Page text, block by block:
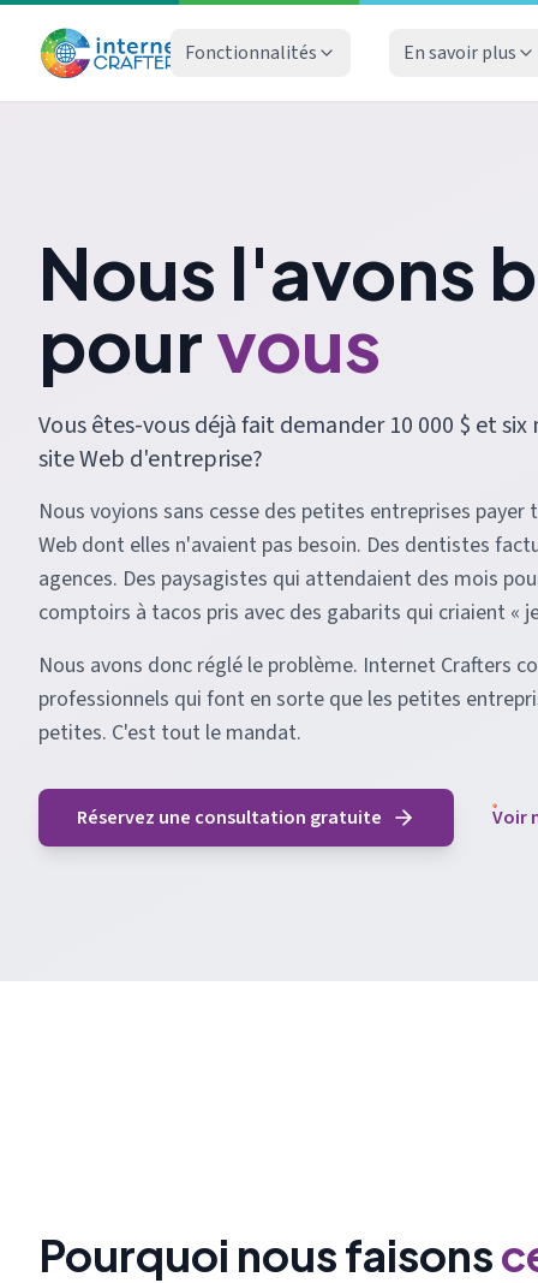
Fonctionnalités En savoir plus
Nous l'avons
pourvous
Vous êtes-vous déjà fait demander 10 000 $ et
site Web d'entreprise?
Nous voyions sans cesse des petites entreprises payer
Web dont elles n'avaient pas besoin. Des dentistes
agences. Des paysagistes qui attendaient des mois
comptoirs à tacos pris avec des gabarits qui criaient «
Nous avons donc réglé le problème. Internet Crafters
professionnels qui font en sorte que les petites
petites. C'est tout le mandat.
Réservez une consultation gratuite Voir
Pourquoi nous faisons